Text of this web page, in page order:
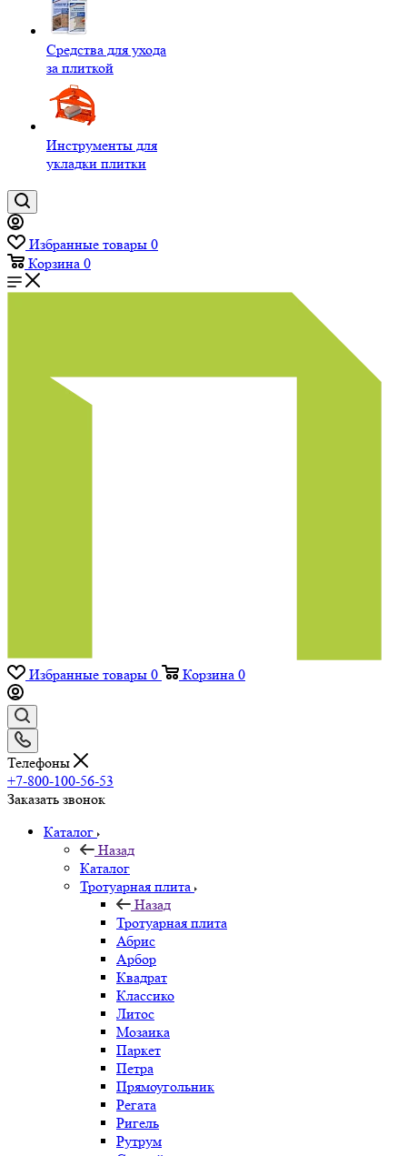
Средства для ухода
за плиткой
Инструменты для
укладки плитки
Избранные товары 0
Корзина 0
Избранные товары 0 Корзина 0
Телефоны
+7-800-100-56-53
Заказать звонок
Каталог
Назад
Каталог
Тротуарная плита
Назад
Тротуарная плита
Абрис
Арбор
Квадрат
Классико
Литос
Мозаика
Паркет
Петра
Прямоугольник
Регата
Ригель
Рутрум